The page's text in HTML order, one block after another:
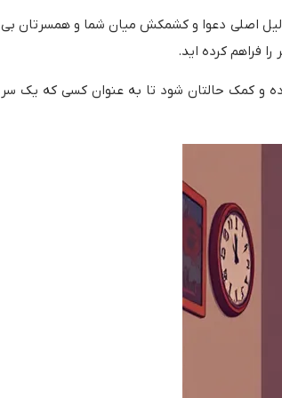
اصلی دعوا و کشمکش میان شما و همسرتان بی
فراهم کرده اید.
و کمک حالتان شود تا به عنوان کسی که یک سر